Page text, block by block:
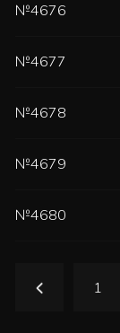
№4676
№4677
№4678
№4679
№4680
1